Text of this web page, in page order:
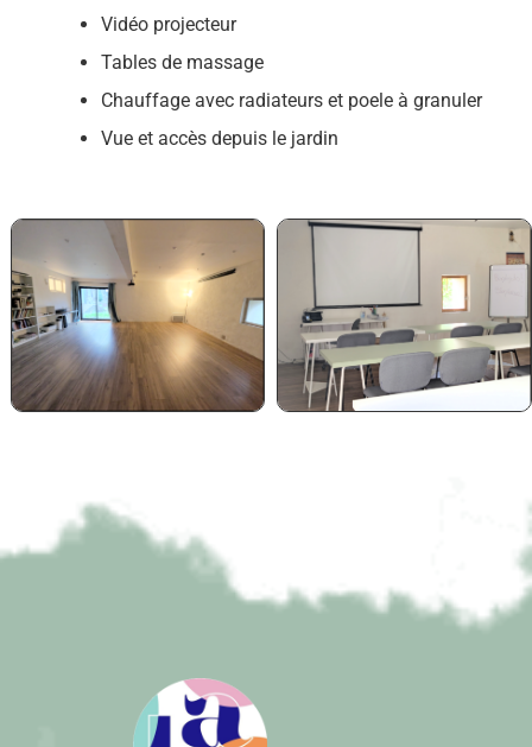
Vidéo projecteur
Tables de massage
Chauffage avec radiateurs et poele à granuler
Vue et accès depuis le jardin